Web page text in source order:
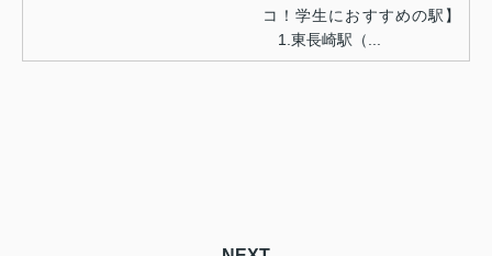
コ！学生におすすめの駅】
1.東長崎駅（...